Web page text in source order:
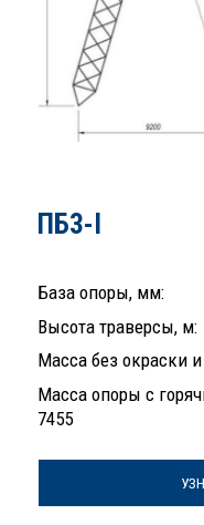
ПБ3-I
База опоры, мм:
Высота траверсы, м:
Масса без окраски
Масса опоры с
7455